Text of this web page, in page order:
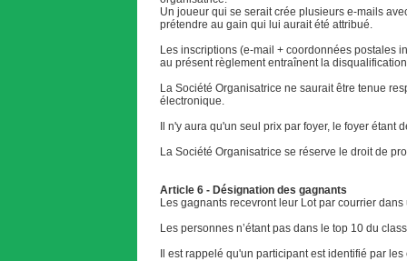
Un joueur qui se serait crée plusieurs e-mails
prétendre au gain qui lui aurait été attribué.
Les inscriptions (e-mail + coordonnées postales
au présent règlement entraînent la
La Société Organisatrice ne saurait être tenue
électronique.
Il n'y aura qu'un seul prix par foyer, le foyer
La Société Organisatrice se réserve le droit de
Article 6 - Désignation des gagnants
Les gagnants recevront leur Lot par courrier
Les personnes n’étant pas dans le top 10 du
Il est rappelé qu'un participant est identifié par